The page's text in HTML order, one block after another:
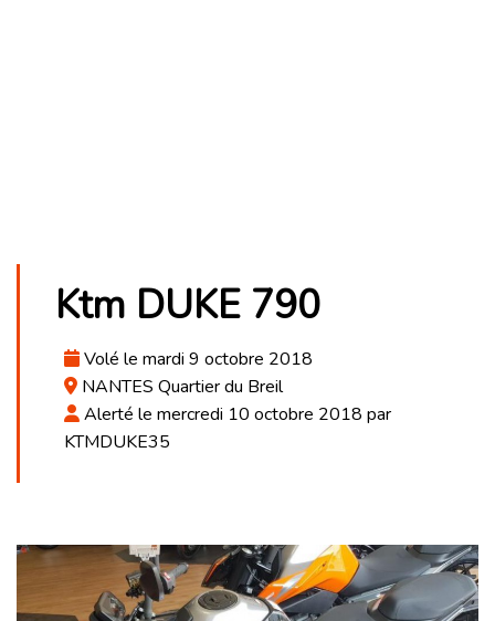
Ktm DUKE 790
Volé le mardi 9 octobre 2018
NANTES Quartier du Breil
Alerté le mercredi 10 octobre 2018 par
KTMDUKE35